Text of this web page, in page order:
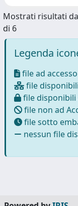
Mostrati risultati
di 6
Legenda
file ad
file
file
file non ad
file sotto
nessun file